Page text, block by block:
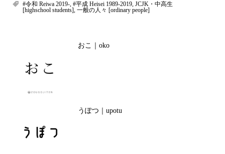
#令和 Reiwa 2019-, #平成 Heisei 1989-2019, JCJK・中高生
[highschool students], 一般の人々 [ordinary people]
おこ｜oko
うぽつ｜upotu